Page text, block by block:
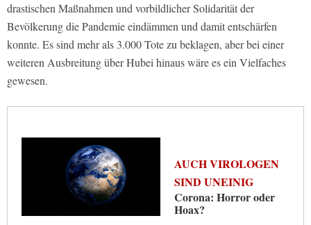
drastischen Maßnahmen und vorbildlicher Solidarität der
Bevölkerung die Pandemie eindämmen und damit entschärfen
konnte. Es sind mehr als 3.000 Tote zu beklagen, aber bei einer
weiteren Ausbreitung über Hubei hinaus wäre es ein Vielfaches
gewesen.
AUCH VIROLOGEN
SIND UNEINIG
Corona: Horror oder
Hoax?